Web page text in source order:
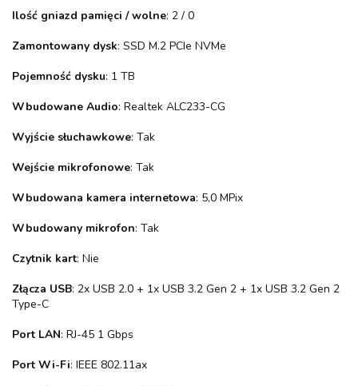
Ilość gniazd pamięci / wolne: 2 / 0
Zamontowany dysk: SSD M.2 PCIe NVMe
Pojemność dysku: 1 TB
Wbudowane Audio: Realtek ALC233-CG
Wyjście słuchawkowe: Tak
Wejście mikrofonowe: Tak
Wbudowana kamera internetowa: 5,0 MPix
Wbudowany mikrofon: Tak
Czytnik kart: Nie
Złącza USB: 2x USB 2.0 + 1x USB 3.2 Gen 2 + 1x USB 3.2 Gen 2
Type-C
Port LAN: RJ-45 1 Gbps
Port Wi-Fi: IEEE 802.11ax